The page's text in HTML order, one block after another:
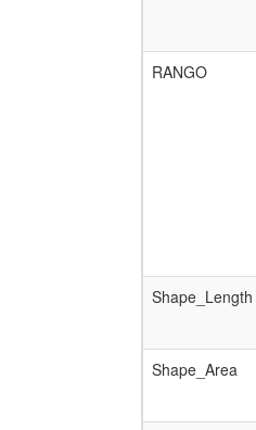
RANGO
Shape_Length
Shape_Area